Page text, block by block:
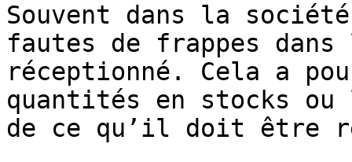
Souvent dans la
fautes de frappes dans
réceptionné. Cela a
quantités en stocks
de ce qu’il doit être